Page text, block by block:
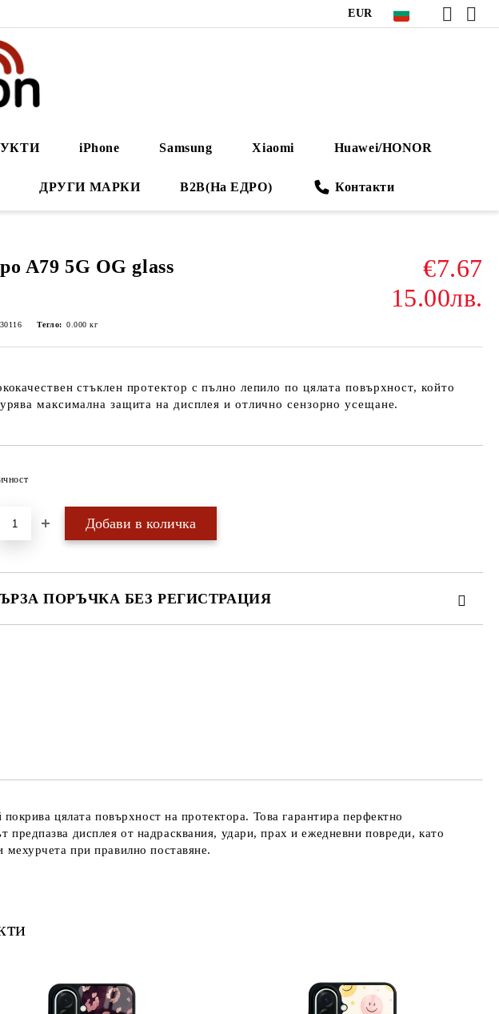
EUR
iPhone Samsung Xiaomi Huawei/HONOR
ДРУГИ МАРКИ B2B(На ЕДРО) Контакти
A79 5G OG glass
€7.67
15.00лв.
Тегло: 0.000 кг
стъклен протектор с пълно лепило по цялата повърхност, който
максимална защита на дисплея и отлично сензорно усещане.
ПОРЪЧКА БЕЗ РЕГИСТРАЦИЯ
цялата повърхност на протектора. Това гарантира перфектно
дисплея от надрасквания, удари, прах и ежедневни повреди, като
при правилно поставяне.